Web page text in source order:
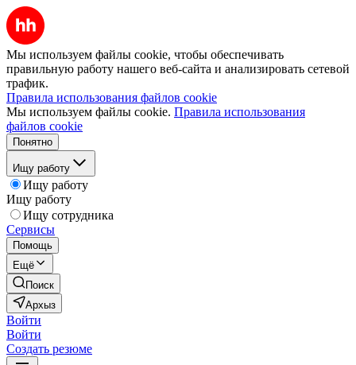
Мы используем файлы cookie, чтобы обеспечивать
правильную работу нашего веб-сайта и анализировать сетевой
трафик.
Правила использования файлов cookie
Мы используем файлы cookie. Правила использования
файлов cookie
Понятно
Ищу работу
Ищу работу
Ищу работу
Ищу сотрудника
Сервисы
Помощь
Ещё
Поиск
Архыз
Войти
Войти
Создать резюме